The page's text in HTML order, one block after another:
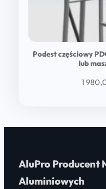
Podest częściowy
lub
1
AluPro Producent
Aluminiowych